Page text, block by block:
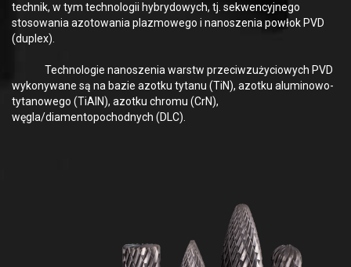
technik, w tym technologii hybrydowych, tj. sekwencyjnego
stosowania azotowania plazmowego i nanoszenia powłok PVD
(duplex).
Technologie nanoszenia warstw przeciwzużyciowych PVD
wykonywane są na bazie azotku tytanu (TiN), azotku aluminowo-
tytanowego (TiAlN), azotku chromu (CrN),
węgla/diamentopochodnych (DLC).